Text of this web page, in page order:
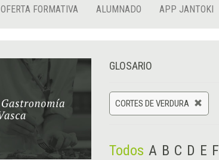
OFERTA FORMATIVA ALUMNADO APP JANTOKI
GLOSARIO
CORTES DE VERDURA
Todos A B C D E F